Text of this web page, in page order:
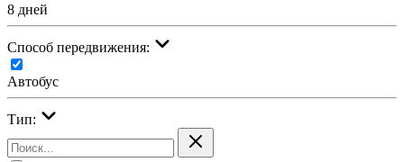
8 дней
Cпособ передвижения:
Автобус
Тип: